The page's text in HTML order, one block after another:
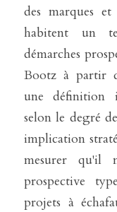
des marques
habitent un
démarches
Bootz à partir
une définition
selon le degré
implication
mesurer qu'il
prospective
projets à